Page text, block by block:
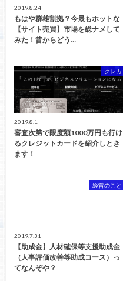
2019.8.24
もはや群雄割拠？今最もホットな
【サイト売買】市場を総ナメして
みた！昔からどう…
クレカ
2019.8.1
審査次第で限度額1000万円も行け
るクレジットカードを紹介しとき
ます！
経営のこと
2019.7.31
【助成金】人材確保等支援助成金
（人事評価改善等助成コース）っ
てなんぞや？